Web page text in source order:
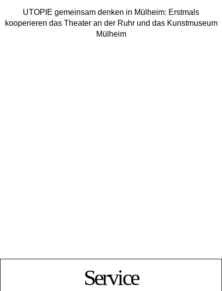
UTOPIE gemeinsam denken in Mülheim: Erstmals
kooperieren das Theater an der Ruhr und das Kunstmuseum
Mül­heim
Service